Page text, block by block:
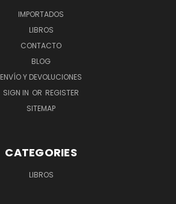
IMPORTADOS
LIBROS
CONTACTO
BLOG
ENVÍO Y DEVOLUCIONES
SIGN IN OR REGISTER
SITEMAP
CATEGORIES
LIBROS